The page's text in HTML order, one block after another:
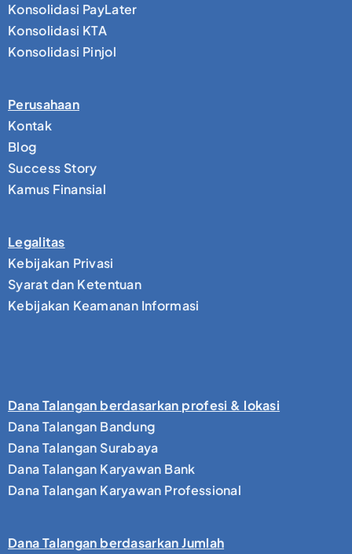
Konsolidasi PayLater
Konsolidasi KTA
Konsolidasi Pinjol
Perusahaan
Kontak
Blog
Success Story
Kamus Finansial
Legalitas
Kebijakan Privasi
Syarat dan Ketentuan
Kebijakan Keamanan Informasi
Dana Talangan berdasarkan profesi & lokasi
Dana Talangan Bandung
Dana Talangan Surabaya
Dana Talangan Karyawan Bank
Dana Talangan Karyawan Professional
Dana Talangan berdasarkan Jumlah